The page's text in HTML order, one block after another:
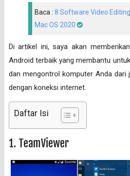
Baca : 8 Software Video
Mac OS 2020
Di artikel ini, saya akan
Android terbaik yang membantu
dan mengontrol komputer Anda dari
dengan koneksi internet.
Daftar Isi
1. TeamViewer